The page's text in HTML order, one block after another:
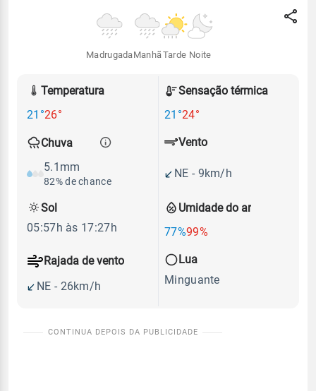
Madrugada Manhã Tarde Noite
Temperatura
21°26°
Sensação térmica
21°24°
Chuva
5.1mm
82% de chance
Umidade do ar
77%99%
Vento
NE - 9km/h
Rajada de vento
NE - 26km/h
Sol
05:57h às 17:27h
Lua
Minguante